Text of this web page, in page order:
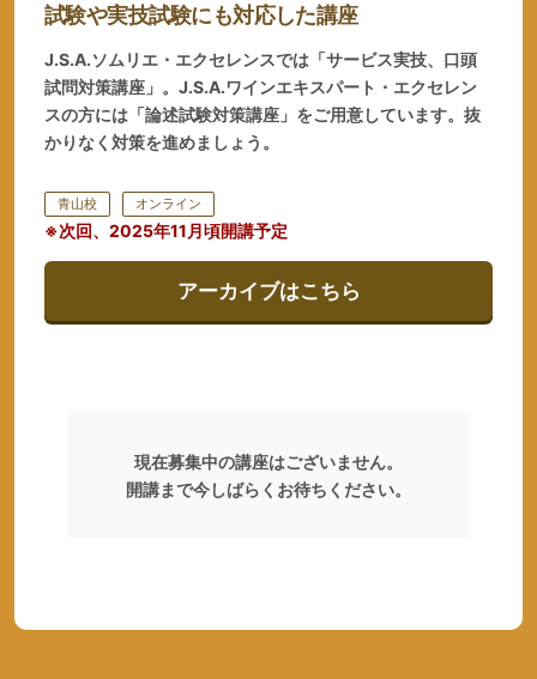
試験や実技試験にも対応した講座
J.S.A.ソムリエ・エクセレンスでは「サービス実技、口頭
試問対策講座」。J.S.A.ワインエキスパート・エクセレン
スの方には「論述試験対策講座」をご用意しています。抜
かりなく対策を進めましょう。
青山校 オンライン
※次回、2025年11月頃開講予定
アーカイブはこちら
現在募集中の講座はございません。
開講まで今しばらくお待ちください。